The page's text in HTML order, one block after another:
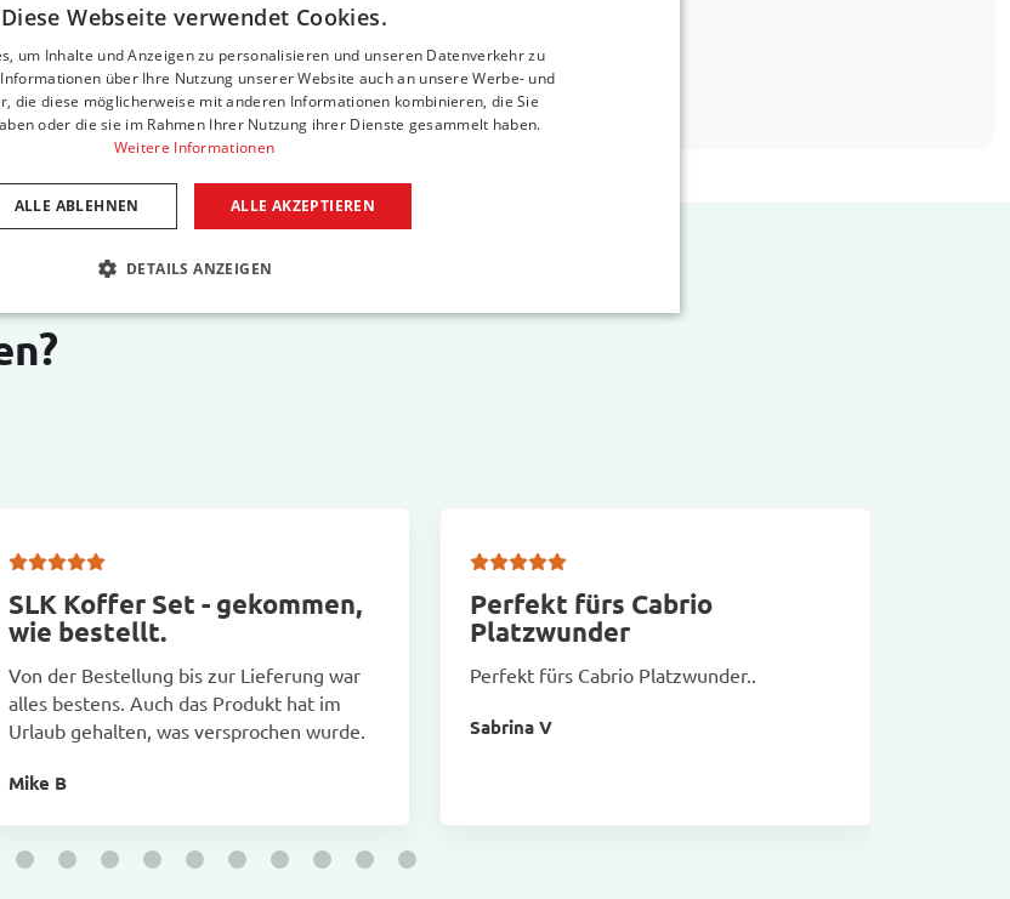
Senden Sie eine E-Mailsupport@car-bags.com
SLK Koffer Set - gekommen,
wie bestellt.
Von der Bestellung bis zur Lieferung war
alles bestens. Auch das Produkt hat im
Urlaub gehalten, was versprochen wurde.
Mike B
Perfekt fürs Cabrio
Platzwunder
Perfekt fürs Cabrio Platzwunder..
Sabrina V
Diese Webseite verwendet Cookies.
um Inhalte und Anzeigen zu personalisieren und unseren Datenverkehr zu
über Ihre Nutzung unserer Website auch an unsere Werbe- und
die diese möglicherweise mit anderen Informationen kombinieren, die Sie
oder die sie im Rahmen Ihrer Nutzung ihrer Dienste gesammelt haben.
Weitere Informationen
ALLE AKZEPTIEREN
ALLE ABLEHNEN
DETAILS ANZEIGEN